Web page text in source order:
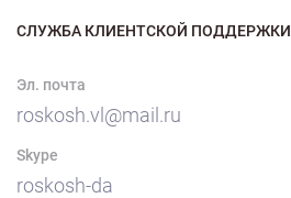
СЛУЖБА КЛИЕНТСКОЙ ПОДДЕРЖКИ
Эл. почта
roskosh.vl@mail.ru
Skype
roskosh-da